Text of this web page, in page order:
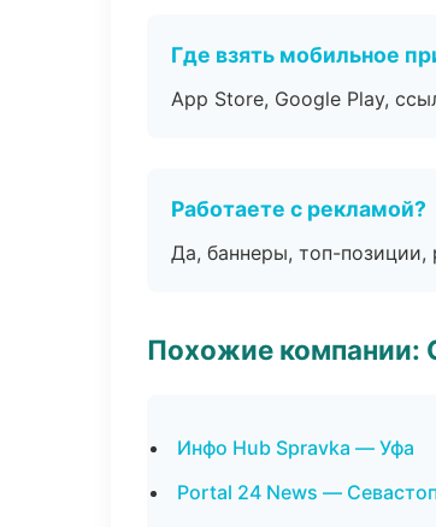
Где взять мобильное
App Store, Google Play,
Работаете с рекламой?
Да, баннеры, топ-
Похожие компании:
Инфо Hub Spravka — Уфа
Portal 24 News —